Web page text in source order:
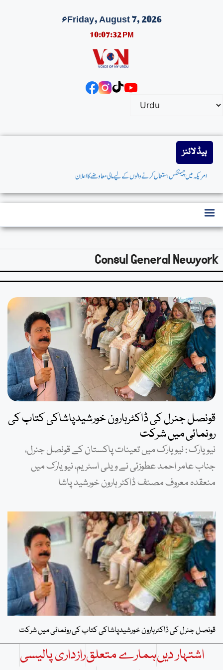
Friday, August 7, 2026ء
10:07:32 PM
ہیڈ لائنز
امریکہ میں چینٹکس استعمال کرنے والوں کے لیے مالی معاوضے کا اعلان
Consul General Newyork
قونصل جنرل کی ڈاکٹرہارون خورشیدپاشاکی کتاب کی
رونمائی میں شرکت
نیویارک : نیویارک میں تعینات پاکستان کے قونصل جنرل،
جناب عامر احمد عطوزئی نے ویلی اسٹریم، نیویارک میں
منعقدہ معروف مصنف ڈاکٹر ہارون خورشید پاشا
قونصل جنرل کی ڈاکٹرہارون خورشیدپاشاکی کتاب کی رونمائی میں شرکت
اشتہار دیںہمارے متعلقرازداری پالیسی